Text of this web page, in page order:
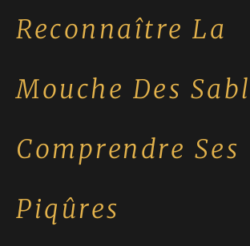
Reconnaître La
Mouche Des
Comprendre Ses
Piqûres